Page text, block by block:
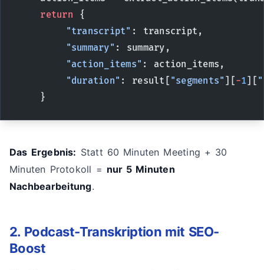
    return
{
        "transcript"
: transcript,
        "summary"
: summary,
        "action_items"
: action_items,
        "duration"
: result[ "segments" ][-1][
    }
Das Ergebnis: Statt 60 Minuten Meeting + 30
Minuten Protokoll = nur 5 Minuten
Nachbearbeitung.
2. Podcast-Transkription mit SEO-
Boost